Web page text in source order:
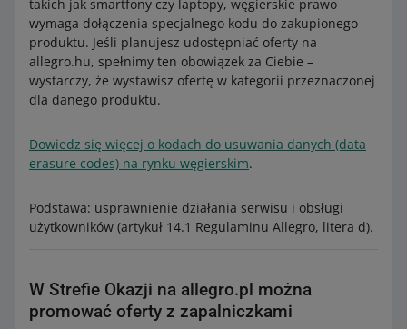
takich jak smartfony czy laptopy, węgierskie prawo
wymaga dołączenia specjalnego kodu do zakupionego
produktu. Jeśli planujesz udostępniać oferty na
allegro.hu, spełnimy ten obowiązek za Ciebie –
wystarczy, że wystawisz ofertę w kategorii przeznaczonej
dla danego produktu.
Dowiedz się więcej o kodach do usuwania danych (data
erasure codes) na rynku węgierskim.
Podstawa: usprawnienie działania serwisu i obsługi
użytkowników (artykuł 14.1 Regulaminu Allegro, litera d).
W Strefie Okazji na allegro.pl można
promować oferty z zapalniczkami